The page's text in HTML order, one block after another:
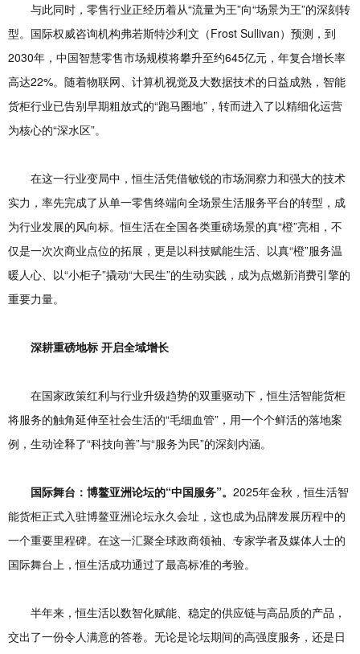
与此同时，零售行业正经历着从“流量为王”向“场景为王”的深刻转
型。国际权威咨询机构弗若斯特沙利文（Frost Sullivan）预测，到
2030年，中国智慧零售市场规模将攀升至约645亿元，年复合增长率
高达22%。随着物联网、计算机视觉及大数据技术的日益成熟，智能
货柜行业已告别早期粗放式的“跑马圈地”，转而进入了以精细化运营
为核心的“深水区”。
在这一行业变局中，恒生活凭借敏锐的市场洞察力和强大的技术
实力，率先完成了从单一零售终端向全场景生活服务平台的转型，成
为行业发展的风向标。恒生活在全国各类重磅场景的真“橙”亮相，不
仅是一次次商业点位的拓展，更是以科技赋能生活、以真“橙”服务温
暖人心、以“小柜子”撬动“大民生”的生动实践，成为点燃新消费引擎的
重要力量。
深耕重磅地标 开启全域增长
在国家政策红利与行业升级趋势的双重驱动下，恒生活智能货柜
将服务的触角延伸至社会生活的“毛细血管”，用一个个鲜活的落地案
例，生动诠释了“科技向善”与“服务为民”的深刻内涵。
国际舞台：博鳌亚洲论坛的“中国服务”。 2025年金秋，恒生活智
能货柜正式入驻博鳌亚洲论坛永久会址，这也成为品牌发展历程中的
一个重要里程碑。在这一汇聚全球政商领袖、专家学者及媒体人士的
国际舞台上，恒生活成功通过了最高标准的考验。
半年来，恒生活以数智化赋能、稳定的供应链与高品质的产品，
交出了一份令人满意的答卷。无论是论坛期间的高强度服务，还是日